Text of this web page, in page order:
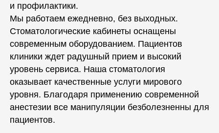
и профилактики.
Мы работаем ежедневно, без выходных.
Стоматологические кабинеты оснащены
современным оборудованием. Пациентов
клиники ждет радушный прием и высокий
уровень сервиса. Наша стоматология
оказывает качественные услуги мирового
уровня. Благодаря применению современной
анестезии все манипуляции безболезненны для
пациентов.